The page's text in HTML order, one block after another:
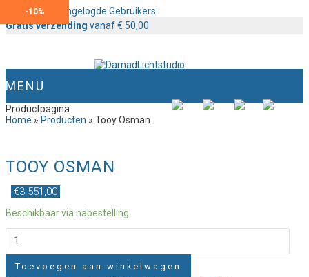
Content voor Ingelogde Gebruikers
Gratis verzending vanaf € 50,00
MENU
Productpagina
Home » Producten » Tooy Osman
TOOY OSMAN
€3.551,00
Beschikbaar via nabestelling
Osman
aantal
Toevoegen aan winkelwagen
-10%